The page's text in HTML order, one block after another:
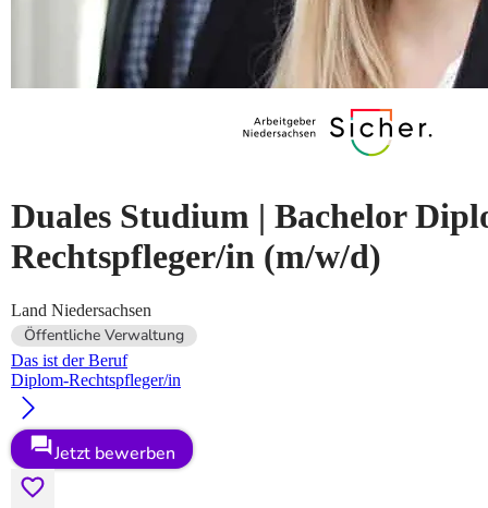
Duales Studium | Bachelor
Rechtspfleger/in (m/w/d)
Land Niedersachsen
Öffentliche Verwaltung
Das ist der Beruf
Diplom-Rechtspfleger/in
Jetzt bewerben